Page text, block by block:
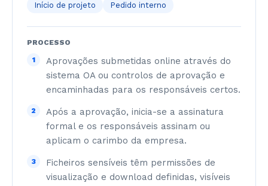
Início de projeto
Pedido interno
PROCESSO
1
Aprovações submetidas online através do
sistema OA ou controlos de aprovação e
encaminhadas para os responsáveis certos.
2
Após a aprovação, inicia-se a assinatura
formal e os responsáveis assinam ou
aplicam o carimbo da empresa.
3
Ficheiros sensíveis têm permissões de
visualização e download definidas, visíveis